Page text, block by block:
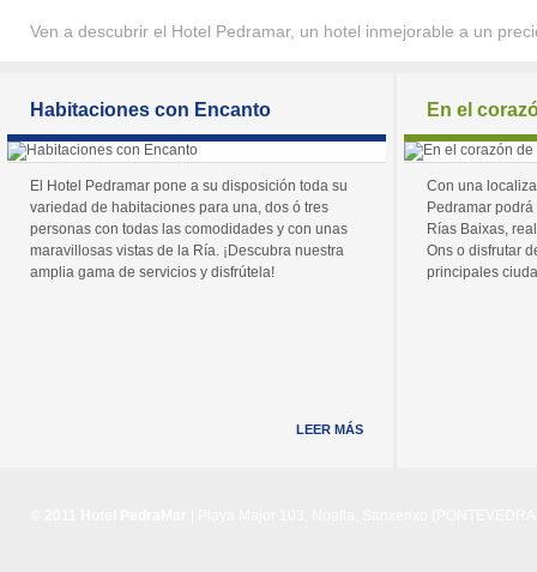
Ven a descubrir el Hotel Pedramar, un hotel inmejorable a un
Habitaciones con Encanto
El Hotel Pedramar pone a su disposición toda su
variedad de habitaciones para una, dos ó tres
personas con todas las comodidades y con unas
maravillosas vistas de la Ría. ¡Descubra nuestra
amplia gama de servicios y disfrútela!
LEER MÁS
En el
Con una
Pedramar
Rías Baixas,
Ons o disfrutar
principales